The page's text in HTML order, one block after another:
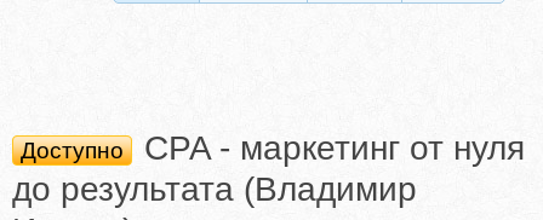
Доступно
CPA - маркетинг от нуля
до результата (Владимир